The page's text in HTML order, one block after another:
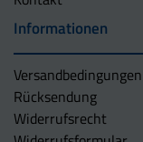
Informationen
Versandbedingungen
Rücksendung
Widerrufsrecht